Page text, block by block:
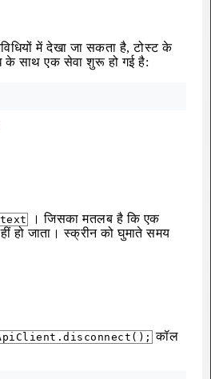
में देखा जा सकता है, टोस्ट के
के साथ एक सेवा शुरू हो गई है:
। जिसका मतलब है कि एक
हो जाता। स्क्रीन को घुमाते समय
कॉल